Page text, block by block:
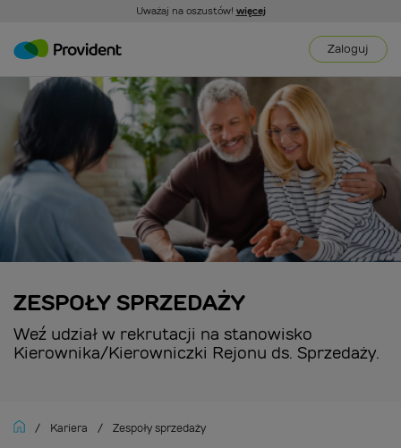
Uważaj na oszustów! więcej
Zaloguj
ZESPOŁY SPRZEDAŻY
Weź udział w rekrutacji na stanowisko
Kierownika/Kierowniczki Rejonu ds. Sprzedaży.
/ Kariera / Zespoły sprzedaży